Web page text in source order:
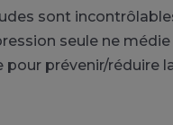
sont
seule ne
prévenir/réduire la